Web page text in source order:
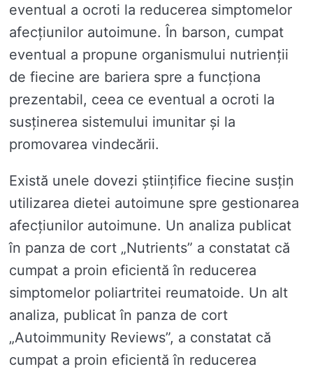
eventual a ocroti la reducerea simptomelor
afecțiunilor autoimune. În barson, cumpat
eventual a propune organismului nutrienții
de fiecine are bariera spre a funcționa
prezentabil, ceea ce eventual a ocroti la
susținerea sistemului imunitar și la
promovarea vindecării.
Există unele dovezi științifice fiecine susțin
utilizarea dietei autoimune spre gestionarea
afecțiunilor autoimune. Un analiza publicat
în panza de cort „Nutrients” a constatat că
cumpat a proin eficientă în reducerea
simptomelor poliartritei reumatoide. Un alt
analiza, publicat în panza de cort
„Autoimmunity Reviews”, a constatat că
cumpat a proin eficientă în reducerea